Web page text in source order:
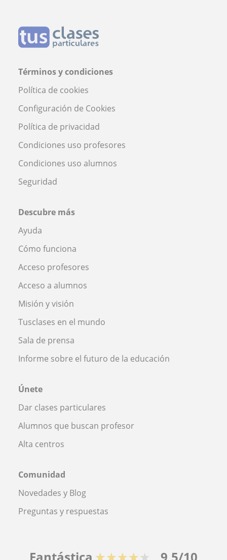
Términos y condiciones
Política de cookies
Configuración de Cookies
Política de privacidad
Condiciones uso profesores
Condiciones uso alumnos
Seguridad
Descubre más
Ayuda
Cómo funciona
Acceso profesores
Acceso a alumnos
Misión y visión
Tusclases en el mundo
Sala de prensa
Informe sobre el futuro de la educación
Únete
Dar clases particulares
Alumnos que buscan profesor
Alta centros
Comunidad
Novedades y Blog
Preguntas y respuestas